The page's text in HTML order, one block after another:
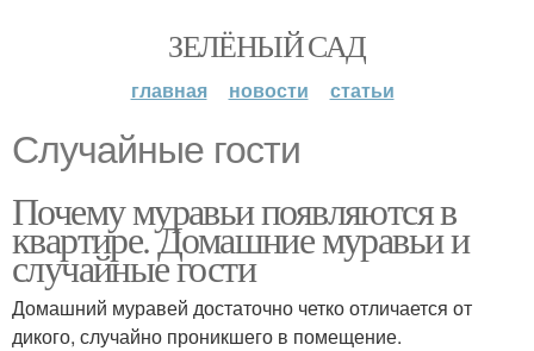
ЗЕЛЁНЫЙ САД
главная новости статьи
Случайные гости
Почему муравьи появляются в
квартире. Домашние муравьи и
случайные гости
Домашний муравей достаточно четко отличается от
дикого, случайно проникшего в помещение.